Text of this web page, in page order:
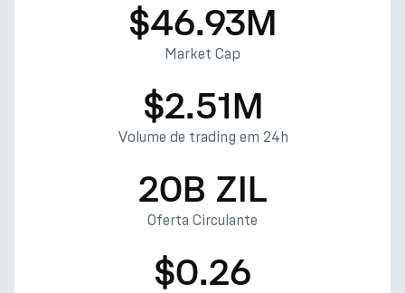
$46.93M
Market Cap
$2.51M
Volume de trading em 24h
20B ZIL
Oferta Circulante
$0.26